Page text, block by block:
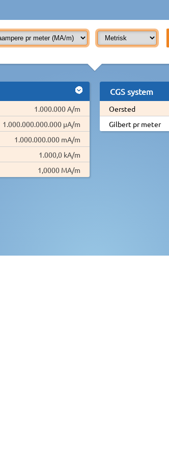
1.000.000 A/m
1.000.000.000.000 µA/m
1.000.000.000 mA/m
1.000,0 kA/m
1,0000 MA/m
CGS system
Oersted
Gilbert pr meter